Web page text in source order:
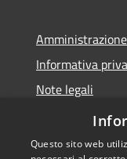
Informativa
Note legali
Dichiarazione di
Questo sito web